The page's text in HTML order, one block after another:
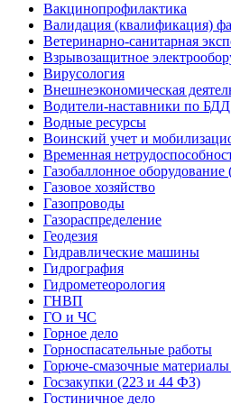
Вакцинопрофилактика
Валидация (квалификация)
Ветеринарно-санитарная
Взрывозащитное
Вирусология
Внешнеэкономическая
Водители-наставники по БДД
Водные ресурсы
Воинский учет и
Временная
Газобаллонное
Газовое хозяйство
Газопроводы
Газораспределение
Геодезия
Гидравлические машины
Гидрография
Гидрометеорология
ГНВП
ГО и ЧС
Горное дело
Горноспасательные работы
Горюче-смазочные
Госзакупки (223 и 44 ФЗ)
Гостиничное дело